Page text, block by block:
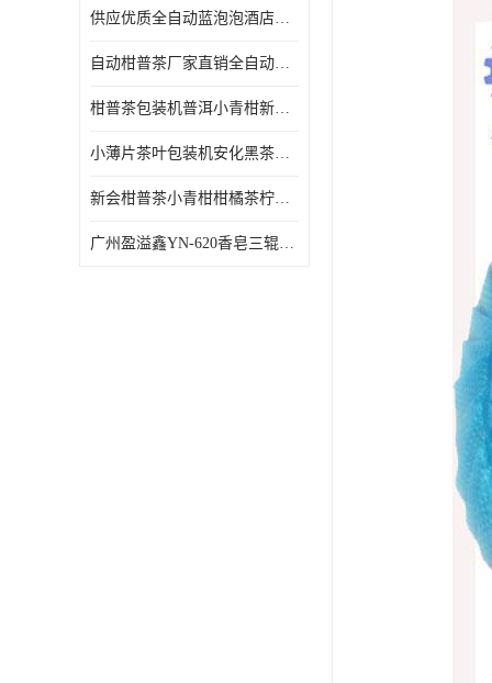
供应优质全自动蓝泡泡酒店香皂出条机
自动柑普茶厂家直销全自动新会小青柑柑普茶包装机
柑普茶包装机普洱小青柑新会甘普茶柠檬茶小沱茶小茶饼茶包
小薄片茶叶包装机安化黑茶小茶饼云南普洱茶生茶自动包装机
新会柑普茶小青柑柑橘茶柠檬茶小金柑自动包装机
广州盈溢鑫YN-620香皂三辊研磨机